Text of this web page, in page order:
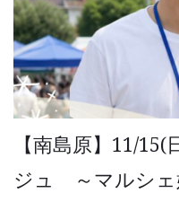
【南島原】11/
ジュ ～マルシ